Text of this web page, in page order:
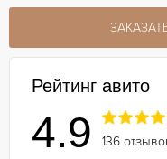
Рейтинг авито
4.9 136